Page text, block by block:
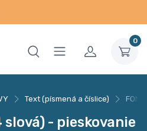
0
Text (písmená a číslice)
slová) - pieskovanie